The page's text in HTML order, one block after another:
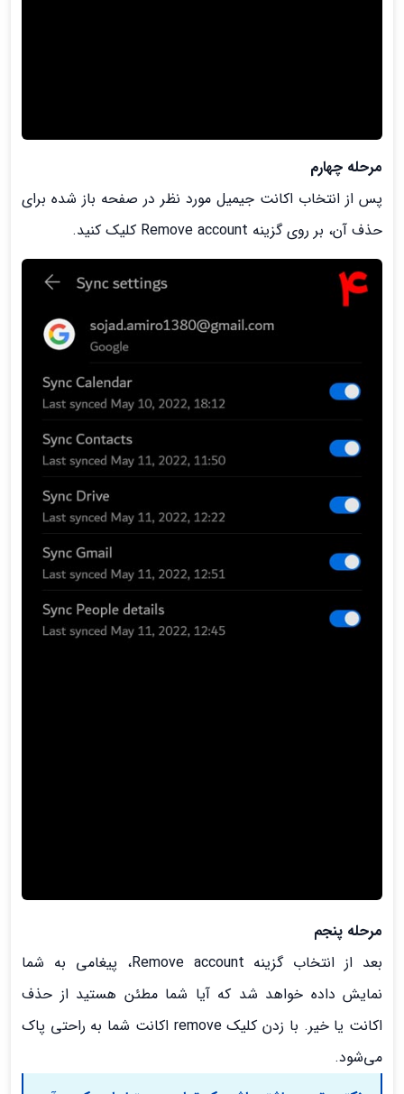
مرحله چهارم
پس از انتخاب اکانت جیمیل مورد نظر در صفحه باز شده برای
حذف آن، بر روی گزینه Remove account کلیک کنید.
مرحله پنجم
بعد از انتخاب گزینه Remove account، پیغامی به شما
نمایش داده خواهد شد که آیا شما مطئن هستید از حذف
اکانت یا خیر. با زدن کلیک remove اکانت شما به راحتی پاک
می‌شود.